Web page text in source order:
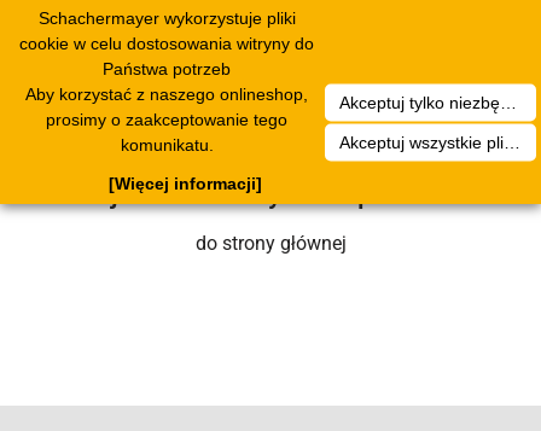
Schachermayer wykorzystuje pliki
cookie w celu dostosowania witryny do
Państwa potrzeb
Aby korzystać z naszego onlineshop,
prosimy o zaakceptowanie tego
komunikatu.
Akceptuj tylko niezbędne pliki cookies
Akceptuj wszystkie pliki cookies
[Więcej informacji]
Niestety wystąpił błąd techniczny. Nasz
zespół serwisowy wkrótce się nim
zajmie. Prosimy o cierpliwość.
do strony głównej